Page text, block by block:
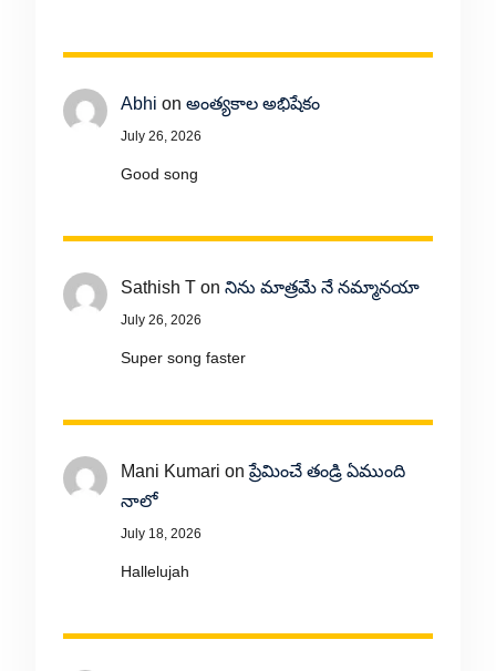
Abhi on అంత్యకాల అభిషేకం
July 26, 2026
Good song
Sathish Ton నిను మాత్రమే నే నమ్మానయా
July 26, 2026
Super song faster
Mani Kumari onప్రేమించే తండ్రి ఏముంది
నాలో
July 18, 2026
Hallelujah